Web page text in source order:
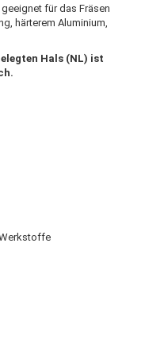
für das Fräsen
härterem Aluminium,
Hals (NL) ist